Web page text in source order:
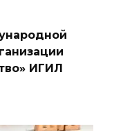
ИГИЛ